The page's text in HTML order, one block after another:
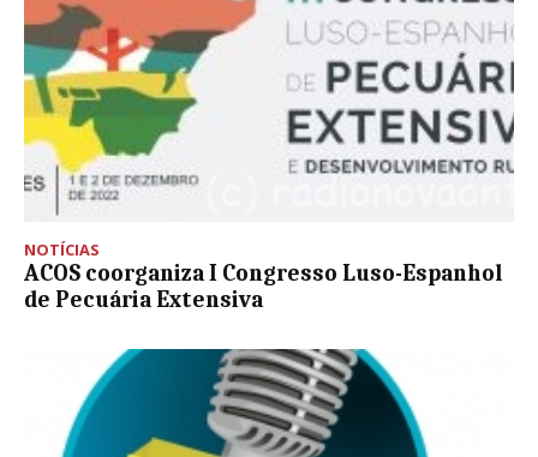
NOTÍCIAS
ACOS coorganiza I Congresso Luso-Espanhol
de Pecuária Extensiva